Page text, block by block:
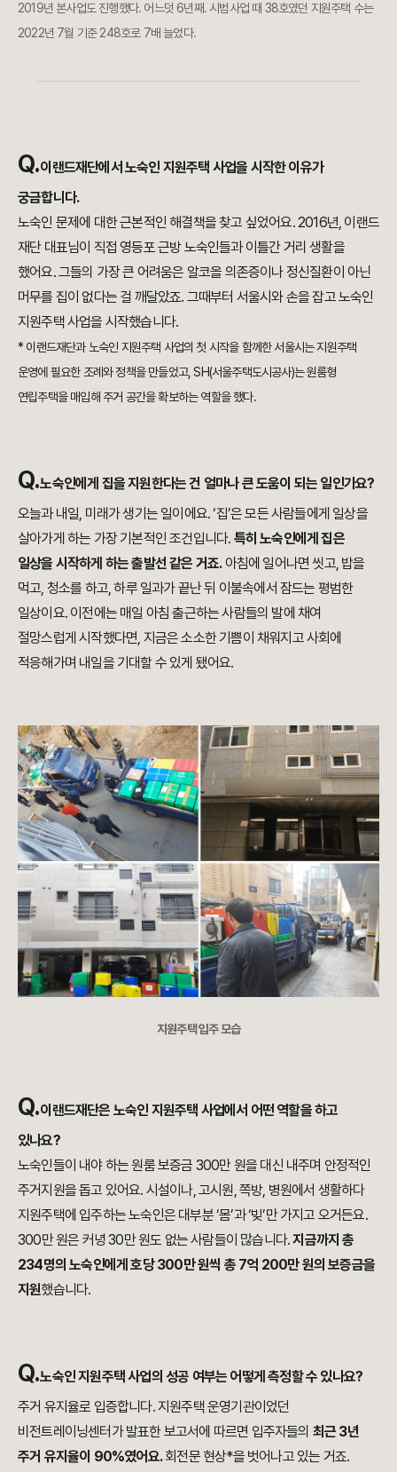
2019년 본사업도 진행했다. 어느덧 6년째. 시범사업 때 38호였던 지원주택 수는
2022년 7월 기준 248호로 7배 늘었다.
Q.이랜드재단에서 노숙인 지원주택 사업을 시작한 이유가
궁금합니다.
노숙인 문제에 대한 근본적인 해결책을 찾고 싶었어요. 2016년, 이랜드
재단 대표님이 직접 영등포 근방 노숙인들과 이틀간 거리 생활을
했어요. 그들의 가장 큰 어려움은 알코올 의존증이나 정신질환이 아닌
머무를 집이 없다는 걸 깨달았죠. 그때부터 서울시와 손을 잡고 노숙인
지원주택 사업을 시작했습니다.
* 이랜드재단과 노숙인 지원주택 사업의 첫 시작을 함께한 서울시는 지원주택
운영에 필요한 조례와 정책을 만들었고, SH(서울주택도시공사)는 원룸형
연립주택을 매입해 주거 공간을 확보하는 역할을 했다.
Q.노숙인에게 집을 지원한다는 건 얼마나 큰 도움이 되는 일인가요?
오늘과 내일, 미래가 생기는 일이에요. ‘집’은 모든 사람들에게 일상을
살아가게 하는 가장 기본적인 조건입니다. 특히 노숙인에게 집은
일상을 시작하게 하는 출발선 같은 거죠.아침에 일어나면 씻고, 밥을
먹고, 청소를 하고, 하루 일과가 끝난 뒤 이불속에서 잠드는 평범한
일상이요. 이전에는 매일 아침 출근하는 사람들의 발에 채여
절망스럽게 시작했다면, 지금은 소소한 기쁨이 채워지고 사회에
적응해가며 내일을 기대할 수 있게 됐어요.
지원주택 입주 모습
Q.이랜드재단은 노숙인 지원주택 사업에서 어떤 역할을 하고
있나요?
노숙인들이 내야 하는 원룸 보증금 300만 원을 대신 내주며 안정적인
주거지원을 돕고 있어요. 시설이나, 고시원, 쪽방, 병원에서 생활하다
지원주택에 입주하는 노숙인은 대부분 ‘몸’과 ‘빚’만 가지고 오거든요.
300만 원은 커녕 30만 원도 없는 사람들이 많습니다.지금까지 총
234명의 노숙인에게 호당 300만 원씩 총 7억 200만 원의 보증금을
지원했습니다.
Q.노숙인지원주택 사업의 성공 여부는 어떻게 측정할 수 있나요?
주거 유지율로 입증합니다. 지원주택 운영기관이었던
비전트레이닝센터가 발표한 보고서에 따르면 입주자들의 최근 3년
주거 유지율이 90%였어요.회전문 현상*을 벗어나고 있는 거죠.